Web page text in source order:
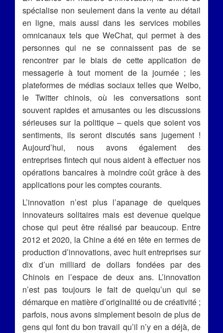
spécialise non seulement dans la vente au détail
en ligne, mais aussi dans les services mobiles
omnicanaux tels que WeChat, qui permet à des
personnes qui ne se connaissent pas de se
rencontrer par le biais de cette application de
messagerie à tout moment de la journée ; les
plateformes de médias sociaux telles que Weibo,
le Twitter chinois, où les conversations sont
souvent rapides et amusantes ou les discussions
sérieuses sur la politique – quels que soient vos
sentiments, ils seront discutés sans jugement !
Aujourd’hui, nous avons également des
entreprises fintech qui nous aident à effectuer nos
opérations bancaires à moindre coût grâce à des
applications pour les comptes courants.
L’innovation n’est plus l’apanage de quelques
innovateurs solitaires mais est devenue quelque
chose qui peut être réalisé par beaucoup. Entre
2012 et 2020, la Chine a été en tête en termes de
production d’innovations, avec huit entreprises sur
dix d’un milliard de dollars fondées par des
Chinois en l’espace de deux ans. L’innovation
n’est pas toujours le fait de quelqu’un qui se
démarque en matière d’originalité ou de créativité ;
parfois, nous avons simplement besoin de plus de
gens qui font du bon travail qu’il n’y en a déjà, de